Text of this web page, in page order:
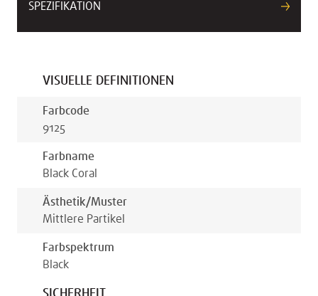
SPEZIFIKATION
VISUELLE DEFINITIONEN
Farbcode
9125
Farbname
Black Coral
Ästhetik/muster
Mittlere Partikel
Farbspektrum
Black